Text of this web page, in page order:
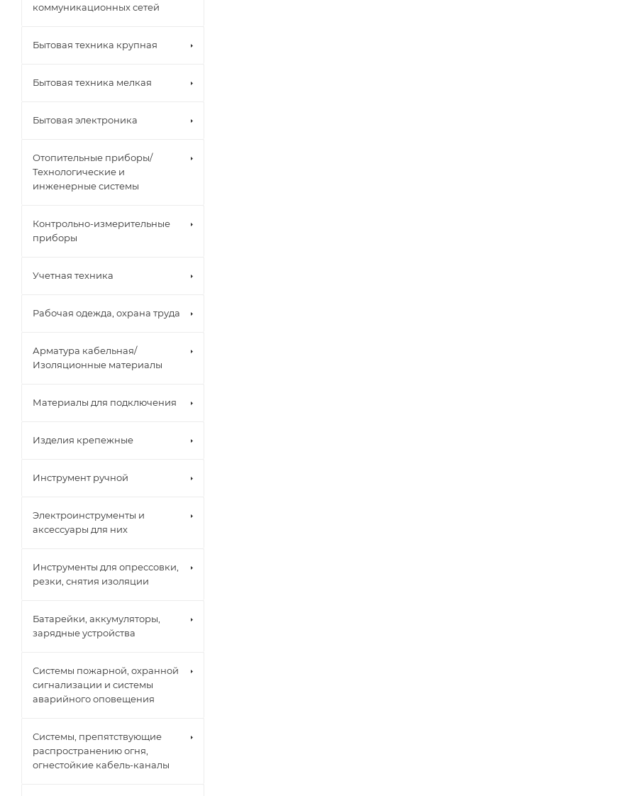
коммуникационных сетей
Бытовая техника крупная
Бытовая техника мелкая
Бытовая электроника
Отопительные приборы/
Технологические и
инженерные системы
Контрольно-измерительные
приборы
Учетная техника
Рабочая одежда, охрана труда
Арматура кабельная/
Изоляционные материалы
Материалы для подключения
Изделия крепежные
Инструмент ручной
Электроинструменты и
аксессуары для них
Инструменты для опрессовки,
резки, снятия изоляции
Батарейки, аккумуляторы,
зарядные устройства
Системы пожарной, охранной
сигнализации и системы
аварийного оповещения
Системы, препятствующие
распространению огня,
огнестойкие кабель-каналы